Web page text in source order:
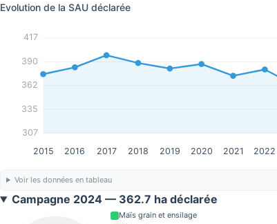
Evolution de la SAU déclarée
307
335
362
390
417
2015 2016 2017 2018 2019 2020 2021 2022
Voir les données en tableau
Campagne 2024 — 362.7 ha déclarée
Maïs grain et ensilage